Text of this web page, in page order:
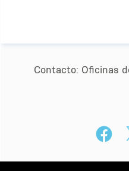
Contacto: Oﬁcinas